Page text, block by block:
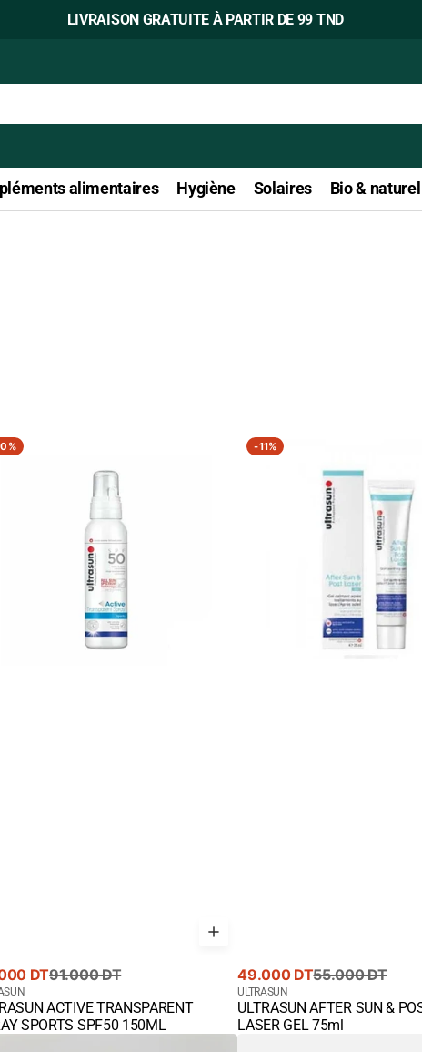
LIVRAISON GRATUITE À PARTIR DE 99 TND
alimentaires Hygiène Solaires Bio & naturel
DT91.000 DT
ACTIVE TRANSPARENT
SPORTS SPF50 150ML
View
ULTRASUN
AFTER
-11%
Prix
de
vente
49.000 DT
Prix
courant
55.000 DT
Fournisseur
:
ULTRASUN
ULTRASUN AFTER SUN &
LASER GEL 75ml
Quick View
Ultrasun